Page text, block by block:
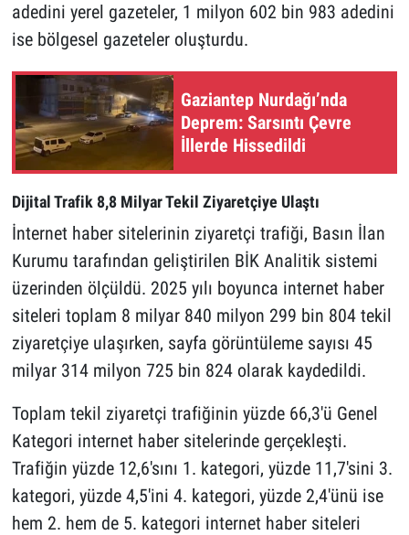
adedini yerel gazeteler, 1 milyon 602 bin 983 adedini
ise bölgesel gazeteler oluşturdu.
Gaziantep Nurdağı’nda
Deprem: Sarsıntı Çevre
İllerde Hissedildi
Dijital Trafik 8,8 Milyar Tekil Ziyaretçiye Ulaştı
İnternet haber sitelerinin ziyaretçi trafiği, Basın İlan
Kurumu tarafından geliştirilen BİK Analitik sistemi
üzerinden ölçüldü. 2025 yılı boyunca internet haber
siteleri toplam 8 milyar 840 milyon 299 bin 804 tekil
ziyaretçiye ulaşırken, sayfa görüntüleme sayısı 45
milyar 314 milyon 725 bin 824 olarak kaydedildi.
Toplam tekil ziyaretçi trafiğinin yüzde 66,3'ü Genel
Kategori internet haber sitelerinde gerçekleşti.
Trafiğin yüzde 12,6'sını 1. kategori, yüzde 11,7'sini 3.
kategori, yüzde 4,5'ini 4. kategori, yüzde 2,4'ünü ise
hem 2. hem de 5. kategori internet haber siteleri